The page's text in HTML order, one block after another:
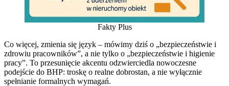
Fakty Plus
Co więcej, zmienia się język – mówimy dziś o „bezpieczeństwie i
zdrowiu pracowników”, a nie tylko o „bezpieczeństwie i higienie
pracy”. To przesunięcie akcentu odzwierciedla nowoczesne
podejście do BHP: troskę o realne dobrostan, a nie wyłącznie
spełnianie formalnych wymagań.